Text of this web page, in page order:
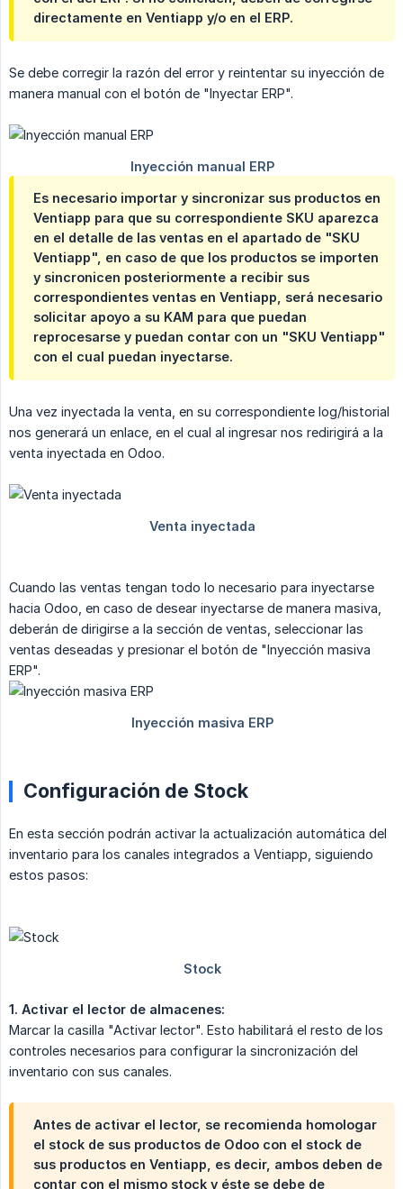
directamente en Ventiapp y/o en el ERP.
Se debe corregir la razón del error y reintentar su inyección de
manera manual con el botón de "Inyectar ERP".
Es necesario importar y sincronizar sus productos en
Ventiapp para que su correspondiente SKU aparezca
en el detalle de las ventas en el apartado de "SKU
Ventiapp", en caso de que los productos se importen
y sincronicen posteriormente a recibir sus
correspondientes ventas en Ventiapp, será necesario
solicitar apoyo a su KAM para que puedan
reprocesarse y puedan contar con un "SKU Ventiapp"
con el cual puedan inyectarse.
Una vez inyectada la venta, en su correspondiente log/historial
nos generará un enlace, en el cual al ingresar nos redirigirá a la
venta inyectada en Odoo.
Cuando las ventas tengan todo lo necesario para inyectarse
hacia Odoo, en caso de desear inyectarse de manera masiva,
deberán de dirigirse a la sección de ventas, seleccionar las
ventas deseadas y presionar el botón de "Inyección masiva
ERP".
Configuración de Stock
En esta sección podrán activar la actualización automática del
inventario para los canales integrados a Ventiapp, siguiendo
estos pasos:
1. Activar el lector de almacenes:
Marcar la casilla "Activar lector". Esto habilitará el resto de los
controles necesarios para configurar la sincronización del
inventario con sus canales.
Antes de activar el lector, se recomienda homologar
el stock de sus productos de Odoo con el stock de
sus productos en Ventiapp, es decir, ambos deben de
contar con el mismo stock y éste se debe de